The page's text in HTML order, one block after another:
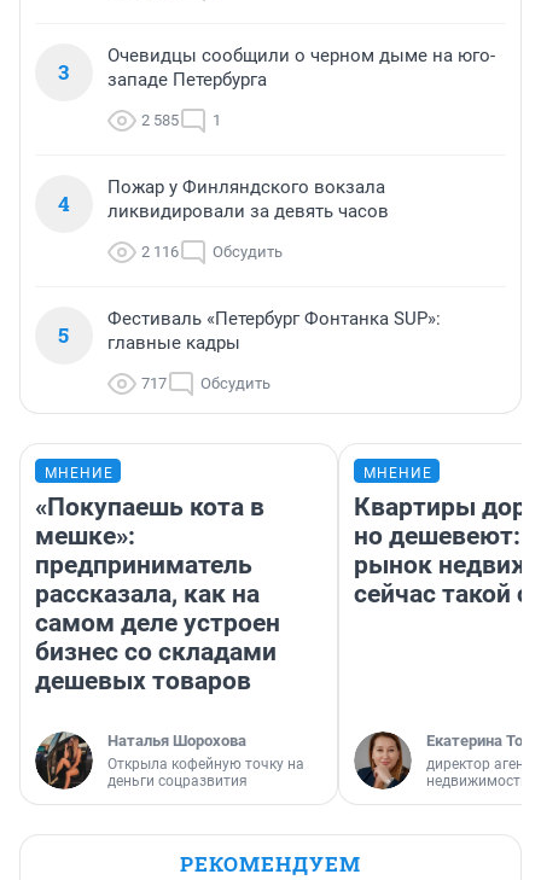
3
Очевидцы сообщили о черном дыме на юго-
западе Петербурга
2 585 1
4
Пожар у Финляндского вокзала
ликвидировали за девять часов
2 116 Обсудить
5
Фестиваль «Петербург Фонтанка SUP»:
главные кадры
717 Обсудить
МНЕНИЕ
«Покупаешь кота в
мешке»:
предприниматель
рассказала, как на
самом деле устроен
бизнес со складами
дешевых товаров
Наталья Шорохова
Открыла кофейную точку на
деньги соцразвития
МНЕНИЕ
Квартиры
но дешевеют:
рынок
сейчас такой
Екатерина
директор
недвижимости
РЕКОМЕНДУЕМ